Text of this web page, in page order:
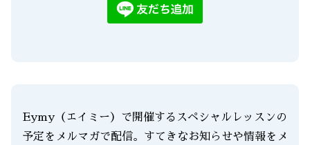
Eymy（エイミー）で開催するスペシャルレッスンの
予定をメルマガで配信。すてきなお知らせや情報をメ